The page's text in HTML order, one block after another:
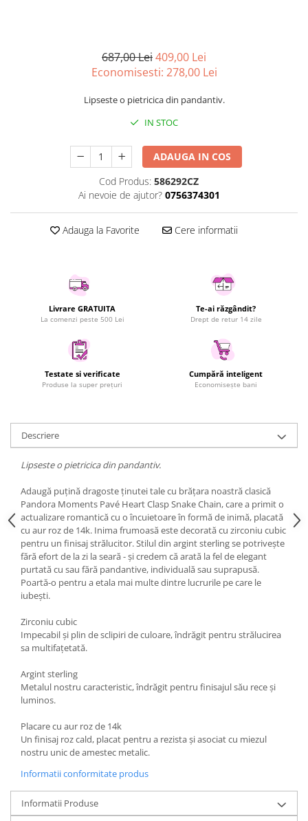
Scule electrice si unelte
Silicon, spume si solutii tehnice
Textile si covoare
Laptop, Tablete & Telefoane
Laptopuri si Accesorii
Telefoane Mobile & accesorii
Wearable & Gadgeturi
Accesorii si piese masini spalat
rufe si uscatoare
Accesorii si piese masini spalat
Aparate Frigorifice
Aparate Racire Aer
Aragaze si cuptoare cu microunde
Climatizare & sisteme de incalzire
Fiare de calcat si masini de cusut
Ingrijire Locuinta
Purificatoare de aer
Bijuterii
Ceasuri barbatesti
Ceasuri dama
Cutii, curele si accesorii ceasuri
Genti si accesorii barbati
Genti si accesorii femei
Imbracaminte femei
Imbracaminte si Incaltaminte copii
Incaltaminte femei
Ochelari de soare
Gaming, Carti & Birotica
Birotica & Papetarie
Console, Jocuri & Accesorii
Ingrijire personala & Cosmetice
Accesorii aparate de ras electrice
687,00 Lei409,00 Lei
Economisesti: 278,00 Lei
Lipseste o pietricica din pandantiv.
IN STOC
ADAUGA IN COS
Cod Produs: 586292CZ
Ai nevoie de ajutor? 0756374301
Adauga la Favorite Cere informatii
Livrare GRATUITA
La comenzi peste 500 Lei
Te-ai răzgândit?
Drept de retur 14 zile
Testate si verificate
Produse la super prețuri
Cumpără inteligent
Economisește bani
Descriere
Lipseste o pietricica din pandantiv.
Adaugă puțină dragoste ținutei tale cu brățara noastră clasică
Pandora Moments Pavé Heart Clasp Snake Chain, care a primit o
actualizare romantică cu o încuietoare în formă de inimă, placată
cu aur roz de 14k. Inima frumoasă este decorată cu zirconiu cubic
pentru un finisaj strălucitor. Stilul din argint sterling se potrivește
fără efort de la zi la seară - și credem că arată la fel de elegant
purtată cu sau fără pandantive, individuală sau suprapusă.
Poartă-o pentru a etala mai multe dintre lucrurile pe care le
iubești.
Zirconiu cubic
Impecabil și plin de sclipiri de culoare, îndrăgit pentru strălucirea
sa multifațetată.
Argint sterling
Metalul nostru caracteristic, îndrăgit pentru finisajul său rece și
luminos.
Placare cu aur roz de 14k
Un finisaj roz cald, placat pentru a rezista și asociat cu miezul
nostru unic de amestec metalic.
Informatii conformitate produs
Informatii Produse